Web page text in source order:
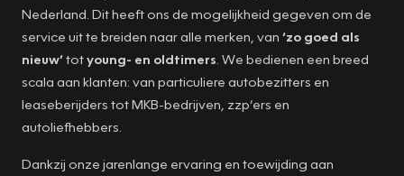
Nederland. Dit heeft ons de mogelijkheid gegeven om de
service uit te breiden naar alle merken, van ‘zo goed als
nieuw’totyoung- en oldtimers . We bedienen een breed
scala aan klanten: van particuliere autobezitters en
leaseberijders tot MKB-bedrijven, zzp’ers en
autoliefhebbers.
Dankzij onze jarenlange ervaring en toewijding aan